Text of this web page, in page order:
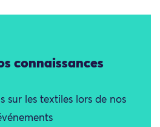
connaissances
sur les textiles lors de nos